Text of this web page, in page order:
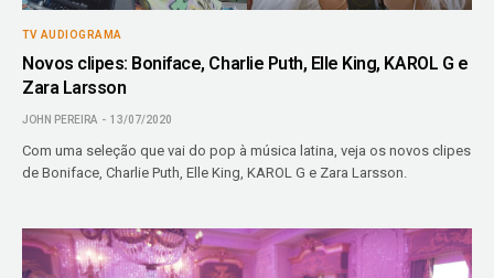
TV AUDIOGRAMA
Novos clipes: Boniface, Charlie Puth, Elle King, KAROL G e
Zara Larsson
JOHN PEREIRA 13/07/2020
Com uma seleção que vai do pop à música latina, veja os novos clipes
de Boniface, Charlie Puth, Elle King, KAROL G e Zara Larsson.